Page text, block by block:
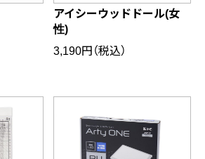
アイシーウッドドール(女
性)
3,190円（税込）